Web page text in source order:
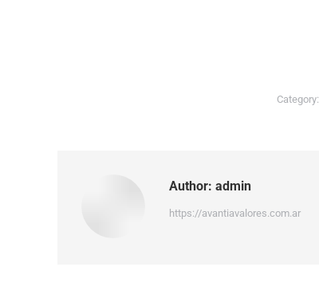
Category:
Author: admin
https://avantiavalores.com.ar